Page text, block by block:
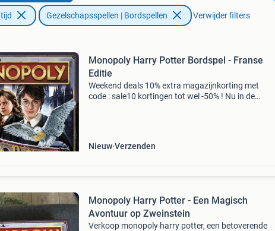
Gezelschapsspellen | Bordspellen Verwijder filters
Monopoly Harry Potter Bordspel - Franse
Editie
Weekend deals 10% extra magazijnkorting met
code : sale10 kortingen tot wel -50% ! Nu in de
Nieuw Verzenden
Monopoly Harry Potter - Een Magisch
Avontuur op Zweinstein
Verkoop monopoly harry potter, een betoverende